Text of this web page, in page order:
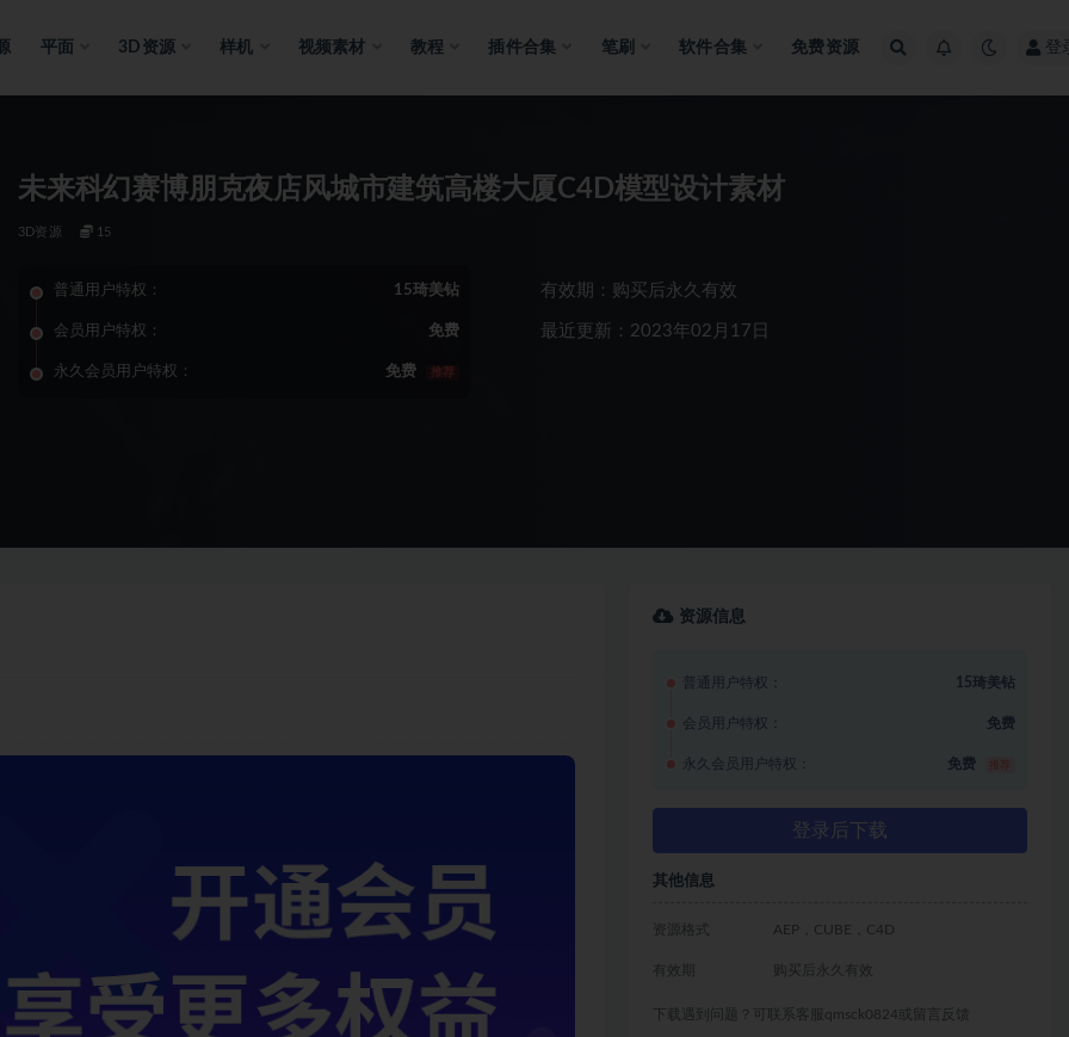
平面 3D资源 样机 视频素材 教程 插件合集 笔刷 软件合集 免费资源 登
未来科幻赛博朋克夜店风城市建筑高楼大厦C4D模型设计素材
3D资源 15
普通用户特权： 15琦美钻
会员用户特权： 免费
永久会员用户特权： 免费 推荐
有效期：购买后永久有效
最近更新：2023年02月17日
资源信息
普通用户特权： 15琦美钻
会员用户特权： 免费
永久会员用户特权： 免费
登录后下载
其他信息
资源格式 AEP，CUBE，C4D
有效期 购买后永久有效
下载遇到问题？可联系客服qmsck0824或留言反馈